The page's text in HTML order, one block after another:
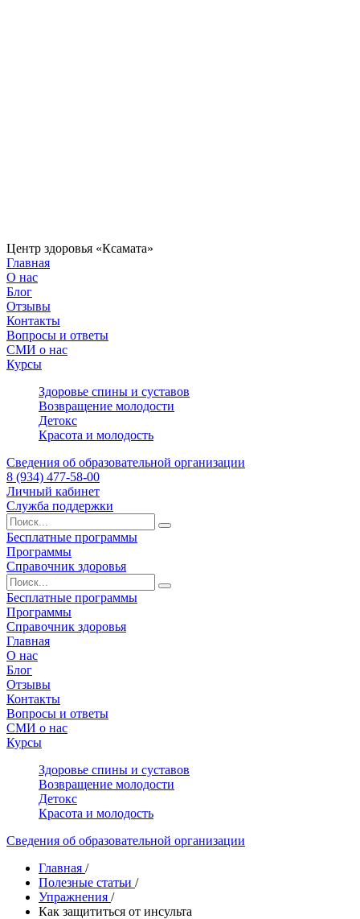
Центр здоровья «Ксамата»
Главная
О нас
Блог
Отзывы
Контакты
Вопросы и ответы
СМИ о нас
Курсы
Здоровье спины и суставов
Возвращение молодости
Детокс
Красота и молодость
Сведения об образовательной организации
8 (934) 477-58-00
Личный кабинет
Служба поддержки
Бесплатные программы
Программы
Справочник здоровья
Бесплатные программы
Программы
Справочник здоровья
Главная
О нас
Блог
Отзывы
Контакты
Вопросы и ответы
СМИ о нас
Курсы
Здоровье спины и суставов
Возвращение молодости
Детокс
Красота и молодость
Сведения об образовательной организации
Главная /
Полезные статьи /
Упражнения /
Как защититься от инсульта